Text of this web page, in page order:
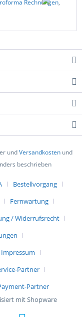
Rechnungen,
undVersandkostenund
beschrieben
Bestellvorgang
Fernwartung
/ Widerrufsrecht
Impressum
Partner
Partner
mit Shopware